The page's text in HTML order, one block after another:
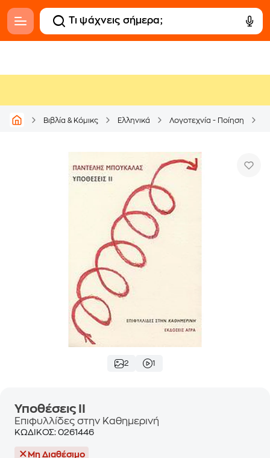
Βιβλία & Κόμικς Ελληνικά Λογοτεχνία - Ποίηση
2 1
Υποθέσεις ΙΙ
Επιφυλλίδες στην Καθημερινή
ΚΩΔΙΚΟΣ: 0261446
Μη Διαθέσιμο